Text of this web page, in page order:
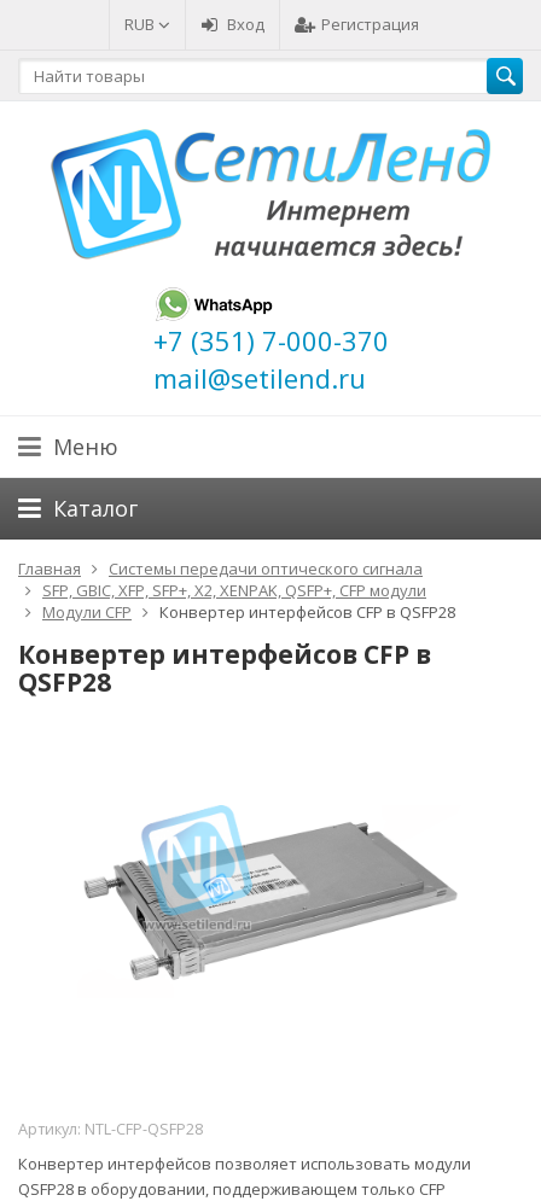
RUB Вход Регистрация
+7 (351) 7-000-370
mail@setilend.ru
Меню
Каталог
Главная
Системы передачи оптического сигнала
SFP, GBIC, XFP, SFP+, X2, XENPAK, QSFP+, CFP модули
Модули CFP
Конвертер интерфейсов CFP в QSFP28
Конвертер интерфейсов CFP в
QSFP28
Артикул: NTL-CFP-QSFP28
Конвертер интерфейсов позволяет использовать модули
QSFP28 в оборудовании, поддерживающем только CFP